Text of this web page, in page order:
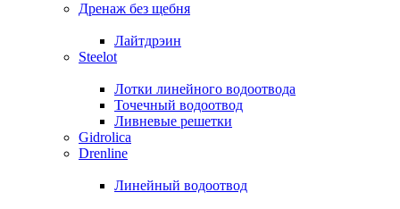
Дренаж без щебня
Лайтдрэин
Steelot
Лотки линейного водоотвода
Точечный водоотвод
Ливневые решетки
Gidrolica
Drenline
Линейный водоотвод